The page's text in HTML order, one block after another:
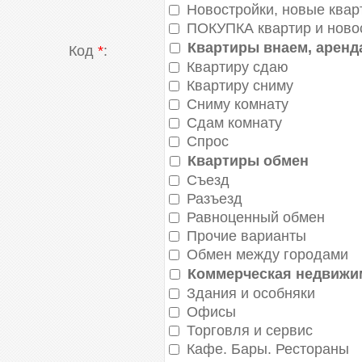
Новостройки, новые
ПОКУПКА квартир и
Квартиры внаем,
Квартиру сдаю
Квартиру сниму
Сниму комнату
Сдам комнату
Спрос
Квартиры обмен
Съезд
Разъезд
Равноценный обмен
Прочие варианты
Обмен между городами
Коммерческая
Здания и особняки
Офисы
Торговля и сервис
Кафе. Бары. Реcтораны
Оренбург
Пенза
Приморский край
Ростов-на-Дону
Самара
Сахалин и Курильские острова
Смоленск
Ставрополь
Тамбов
Тверь
Томск
Тыва
Удмуртия
Усть-Ордынский Бурятский АО
Хабаровск
Челябинск
Чита
Чукотка
Якутия
Ярославль
Код *: